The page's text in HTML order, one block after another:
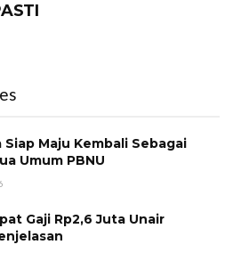
Siap Maju Kembali Sebagai
Umum PBNU
Gaji Rp2,6 Juta Unair